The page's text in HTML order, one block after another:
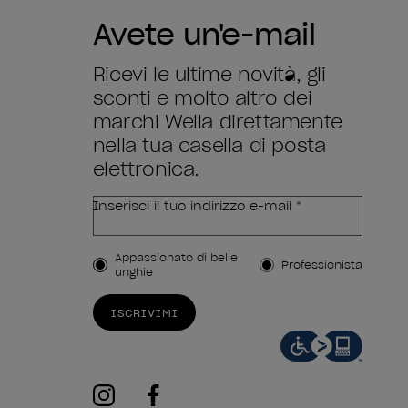
Avete un'e-mail
Ricevi le ultime novità, gli
sconti e molto altro dei
marchi Wella direttamente
nella tua casella di posta
elettronica.
Inserisci il tuo indirizzo e-mail *
Tipo di cliente
Appassionato di belle
unghie
Professionista
ISCRIVIMI